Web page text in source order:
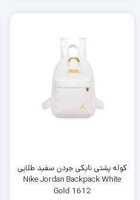
کوله پشتی نایکی جردن سفید طلایی
Nike Jordan Backpack White
Gold 1612